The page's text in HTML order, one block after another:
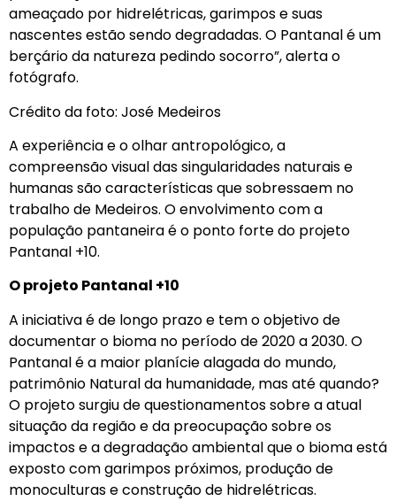
ameaçado por hidrelétricas, garimpos e suas
nascentes estão sendo degradadas. O Pantanal é um
berçário da natureza pedindo socorro”, alerta o
fotógrafo.
Crédito da foto: José Medeiros
A experiência e o olhar antropológico, a
compreensão visual das singularidades naturais e
humanas são características que sobressaem no
trabalho de Medeiros. O envolvimento com a
população pantaneira é o ponto forte do projeto
Pantanal +10.
O projeto Pantanal +10
A iniciativa é de longo prazo e tem o objetivo de
documentar o bioma no período de 2020 a 2030. O
Pantanal é a maior planície alagada do mundo,
patrimônio Natural da humanidade, mas até quando?
O projeto surgiu de questionamentos sobre a atual
situação da região e da preocupação sobre os
impactos e a degradação ambiental que o bioma está
exposto com garimpos próximos, produção de
monoculturas e construção de hidrelétricas.